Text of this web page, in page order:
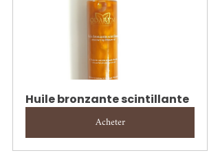
Huile bronzante scintillante
Acheter